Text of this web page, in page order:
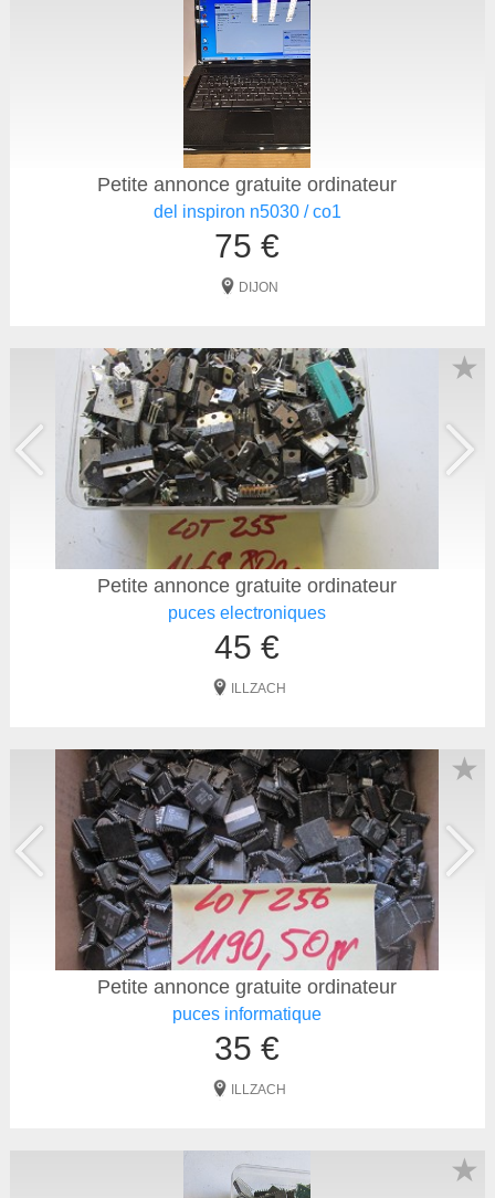
Petite annonce gratuite ordinateur
del inspiron n5030 / co1
75 €
DIJON
Petite annonce gratuite ordinateur
puces electroniques
45 €
ILLZACH
★
Petite annonce gratuite ordinateur
puces informatique
35 €
ILLZACH
★
★